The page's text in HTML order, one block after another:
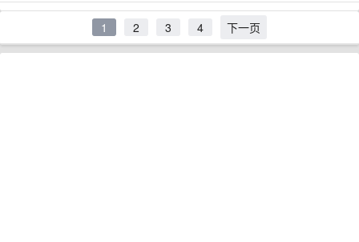
1 2 3 4 下一页